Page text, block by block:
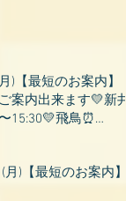
)【最短のお案内】
案内出来ます💛新井
15:30💛飛鳥⏰
月)【最短のお案内】